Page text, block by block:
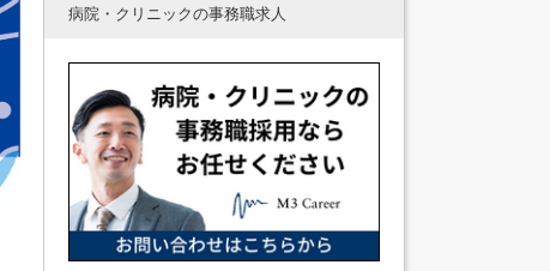
病院・クリニックの事務職求人